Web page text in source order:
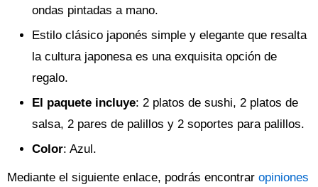
ondas pintadas a mano.
Estilo clásico japonés simple y elegante que resalta
la cultura japonesa es una exquisita opción de
regalo.
El paquete incluye: 2 platos de sushi, 2 platos de
salsa, 2 pares de palillos y 2 soportes para palillos.
Color: Azul.
Mediante el siguiente enlace, podrás encontrar opiniones